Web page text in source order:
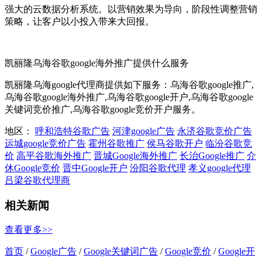
强大的云数据分析系统。以营销效果为导向，阶段性调整营销
策略，让客户以小投入带来大回报。
凯丽隆乌海谷歌google海外推广提供什么服务
凯丽隆乌海google代理商提供如下服务：乌海谷歌google推广,
乌海谷歌google海外推广,乌海谷歌google开户,乌海谷歌google
关键词竞价推广,乌海谷歌google竞价开户服务。
地区： 呼和浩特谷歌广告 河津google广告 永济谷歌竞价广告
运城google竞价广告 霍州谷歌推广 侯马谷歌开户 临汾谷歌竞
价 高平谷歌海外推广 晋城Google海外推广 长治Google推广 介
休Google竞价 晋中Google开户 汾阳谷歌代理 孝义google代理
吕梁谷歌代理商
相关新闻
查看更多>>
首页 /Google广告 /Google关键词广告 /Google竞价 /Google开